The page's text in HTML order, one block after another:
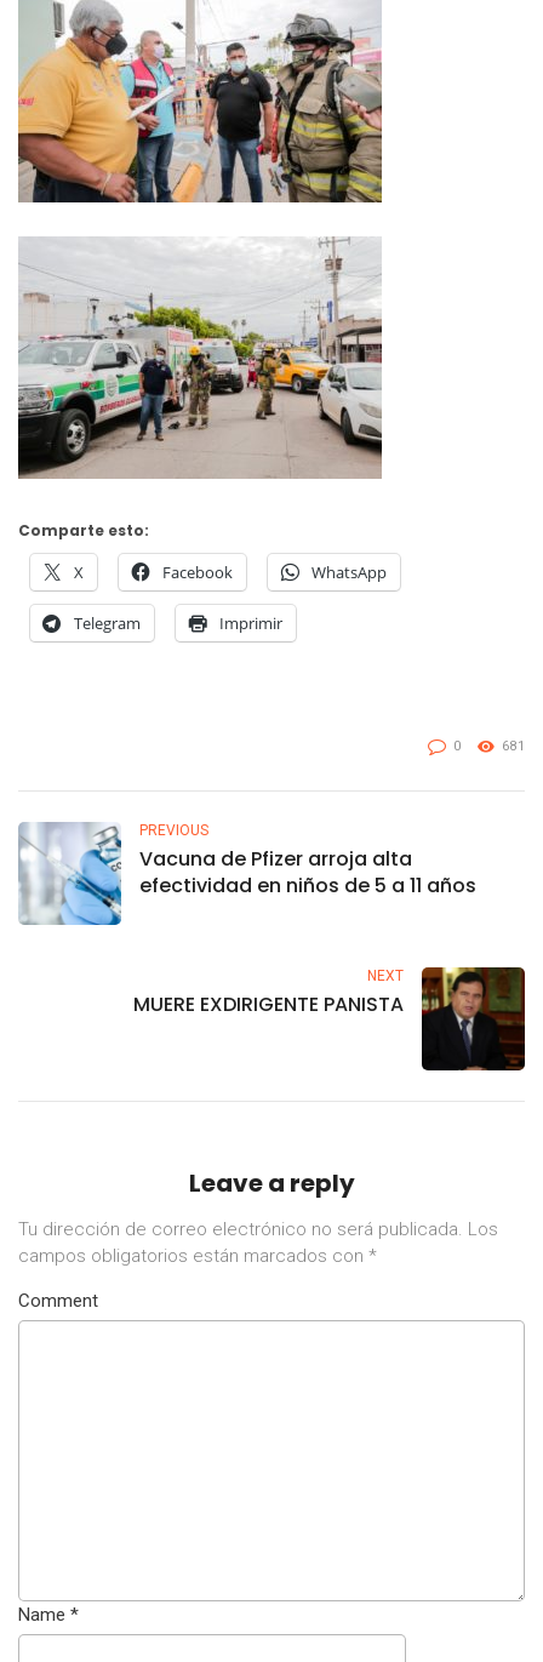
Comparte esto:
X Facebook WhatsApp
Telegram Imprimir
0 681
PREVIOUS
Vacuna de Pfizer arroja alta
efectividad en niños de 5 a 11 años
NEXT
MUERE EXDIRIGENTE PANISTA
Leave a reply
Tu dirección de correo electrónico no será publicada. Los
campos obligatorios están marcados con *
Comment
Name *